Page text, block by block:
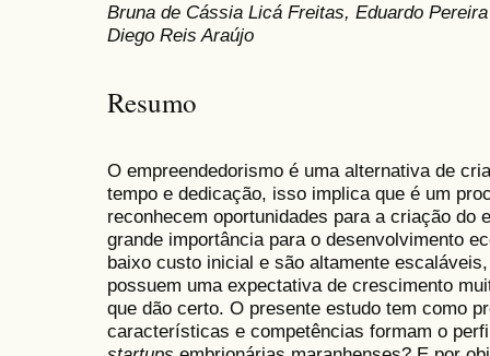
Bruna de Cássia Licá Freitas, Eduardo
Diego Reis Araújo
Resumo
O empreendedorismo é uma alternativa de
tempo e dedicação, isso implica que é um
reconhecem oportunidades para a criação do
grande importância para o desenvolvimento
baixo custo inicial e são altamente
possuem uma expectativa de crescimento
que dão certo. O presente estudo tem como
características e competências formam o